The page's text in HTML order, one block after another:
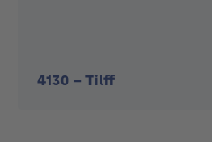
4130 - Tilff